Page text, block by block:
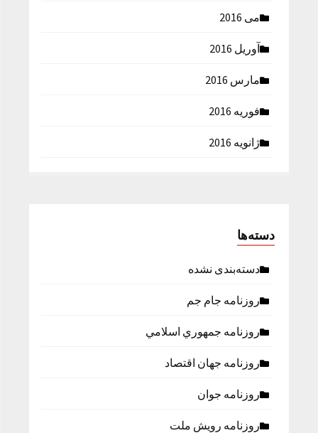
می 2016
آوریل 2016
مارس 2016
فوریه 2016
ژانویه 2016
دسته‌ها
دسته‌بندی نشده
روزنامه جام جم
روزنامه جمهوري اسلامي
روزنامه جهان اقتصاد
روزنامه جوان
روزنامه رویش ملت